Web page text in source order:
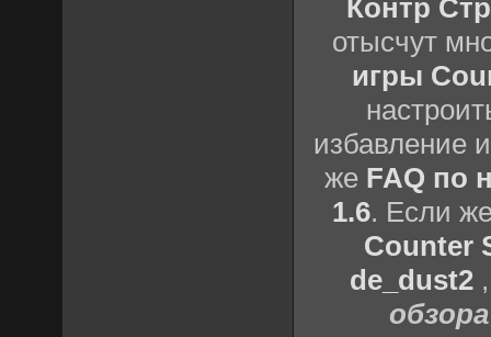
Контр
отысчут
игры
избавление
же FAQ по
1.6. Если
Counter
de_dust2